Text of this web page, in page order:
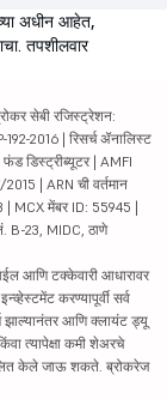
अधीन आहेत,
तपशीलवार
सेबी रजिस्ट्रेशन:
2016 | रिसर्च ॲनालिस्ट
डिस्ट्रीब्यूटर | AMFI
| ARN ची वर्तमान
| MCX मेंबर ID: 55945 |
B-23, MIDC, ठाणे
आणि टक्केवारी आधारावर
करण्यापूर्वी सर्व
झाल्यानंतर आणि क्लायंट ड्यू
त्यापेक्षा कमी शेअरचे
केले जाऊ शकते. ब्रोकरेज